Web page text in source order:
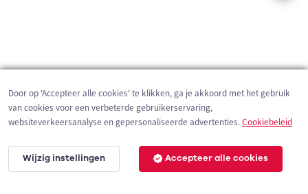
200 m
Door op 'Accepteer alle cookies' te klikken, ga je akkoord met het gebruik
van cookies voor een verbeterde gebruikerservaring,
websiteverkeersanalyse en gepersonaliseerde advertenties.Cookiebeleid
Wijzig instellingen Accepteer alle cookies